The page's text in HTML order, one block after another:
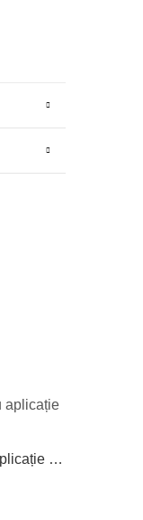
Bluză crem din bumbac cu aplicație florală